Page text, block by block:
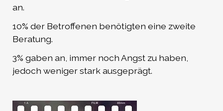
an.
10% der Betroffenen benötigten eine zweite
Beratung.
3% gaben an, immer noch Angst zu haben,
jedoch weniger stark ausgeprägt.